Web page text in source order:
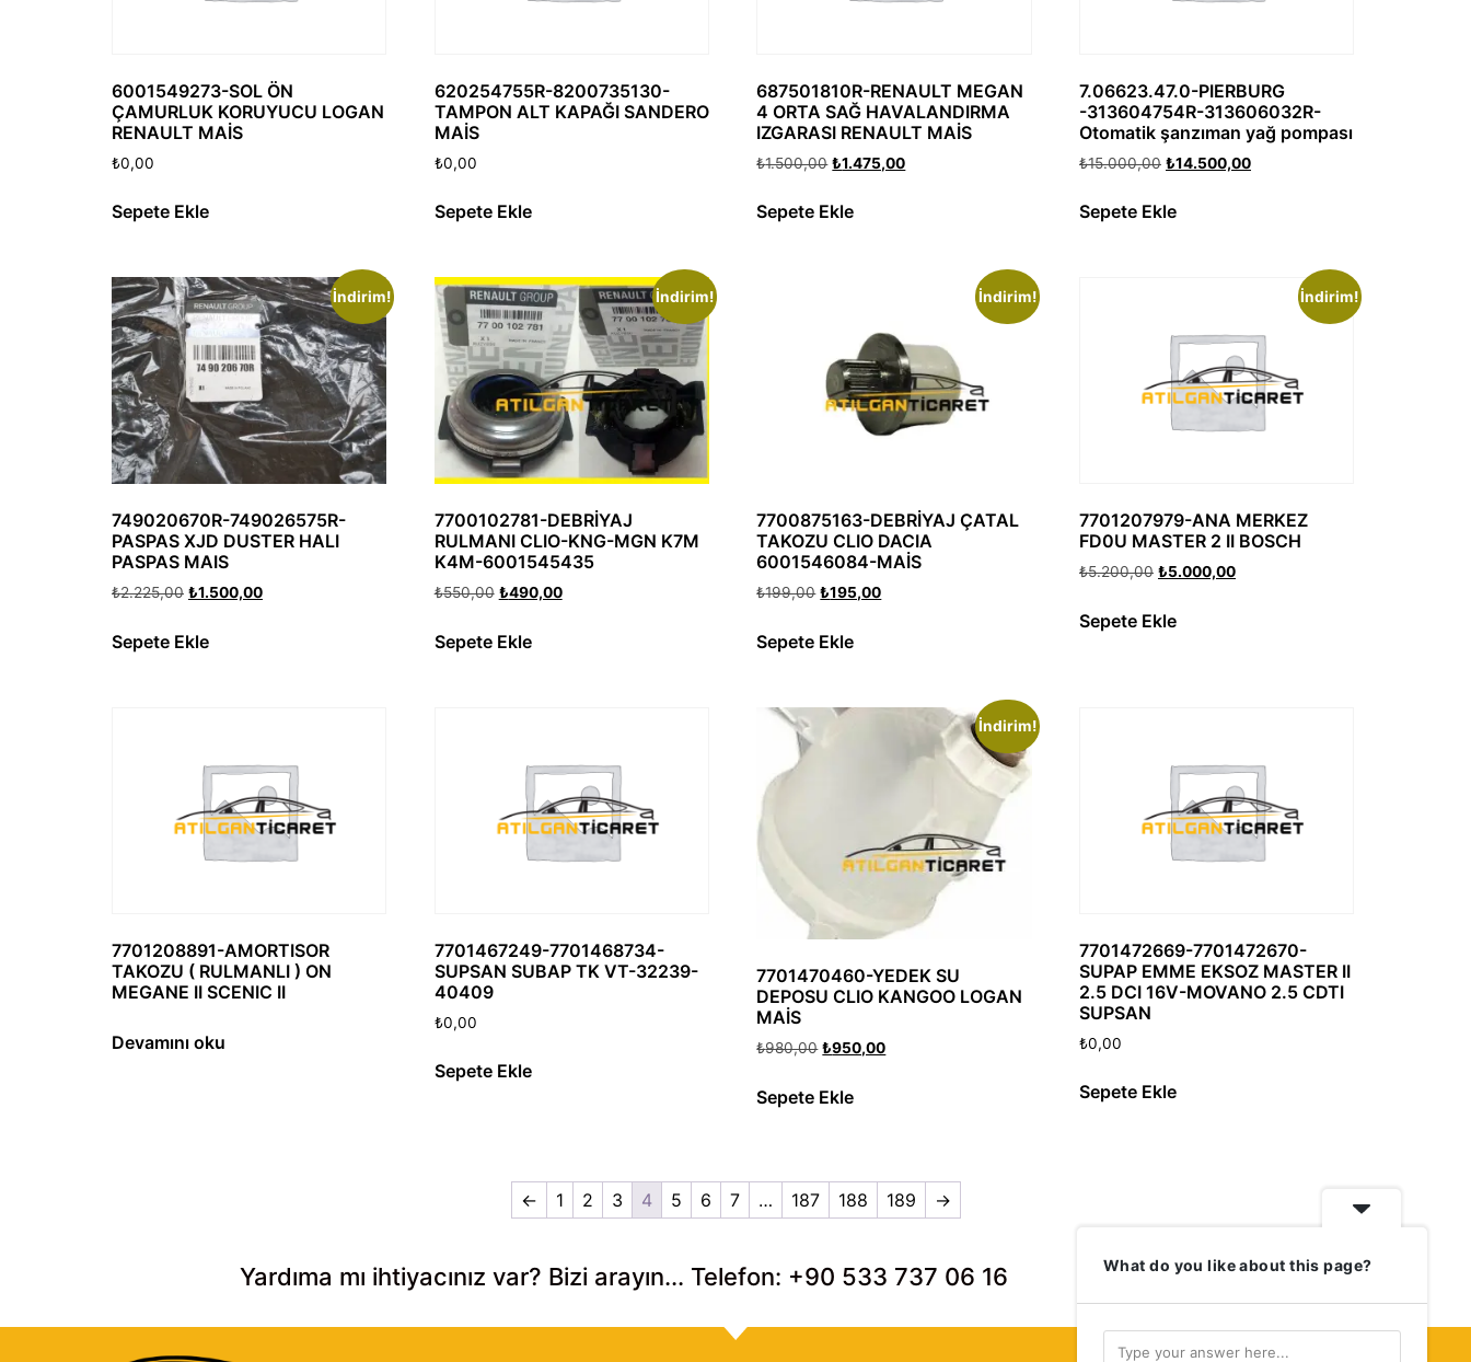
6001549273-SOL ÖN
ÇAMURLUK KORUYUCU LOGAN
RENAULT MAİS
₺0,00
Sepete Ekle
620254755R-8200735130-
TAMPON ALT KAPAĞI SANDERO
MAİS
₺0,00
Sepete Ekle
687501810R-RENAULT MEGAN
4 ORTA SAĞ HAVALANDIRMA
IZGARASI RENAULT MAİS
₺1.500,00 ₺1.475,00
Sepete Ekle
7.06623.47.0-PIERBURG
-313604754R-313606032R-
Otomatik şanzıman yağ pompası
₺15.000,00 ₺14.500,00
Sepete Ekle
İndirim!
749020670R-749026575R-
PASPAS XJD DUSTER HALI
PASPAS MAIS
₺2.225,00 ₺1.500,00
Sepete Ekle
İndirim!
7700102781-DEBRİYAJ
RULMANI CLIO-KNG-MGN K7M
K4M-6001545435
₺550,00 ₺490,00
Sepete Ekle
İndirim!
7700875163-DEBRİYAJ ÇATAL
TAKOZU CLIO DACIA
6001546084-MAİS
₺199,00 ₺195,00
Sepete Ekle
İndirim!
7701207979-ANA MERKEZ
FD0U MASTER 2 II BOSCH
₺5.200,00 ₺5.000,00
Sepete Ekle
7701208891-AMORTISOR
TAKOZU ( RULMANLI ) ON
MEGANE II SCENIC II
Devamını oku
7701467249-7701468734-
SUPSAN SUBAP TK VT-32239-
40409
₺0,00
Sepete Ekle
İndirim!
7701470460-YEDEK SU
DEPOSU CLIO KANGOO LOGAN
MAİS
₺980,00 ₺950,00
Sepete Ekle
7701472669-7701472670-
SUPAP EMME EKSOZ MASTER II
2.5 DCI 16V-MOVANO 2.5 CDTI
SUPSAN
₺0,00
Sepete Ekle
← 1 2 3 4 5 6 7 … 187 188 189 →
Yardıma mı ihtiyacınız var? Bizi arayın... Telefon: +90 533 737 06 16 What do you like about this page?